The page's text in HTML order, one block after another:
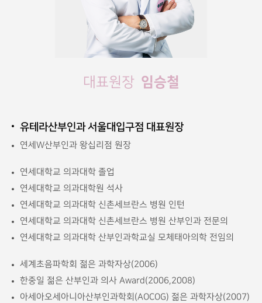
대표원장 임승철
유테라산부인과 서울대입구점 대표원장
연세W산부인과 왕십리점 원장
연세대학교 의과대학 졸업
연세대학교 의과대학원 석사
연세대학교 의과대학 신촌세브란스 병원 인턴
연세대학교 의과대학 신촌세브란스 병원 산부인과 전문의
연세대학교 의과대학 산부인과학교실 모체태아의학 전임의
세계초음파학회 젊은 과학자상(2006)
한중일 젊은 산부인과 의사 Award(2006,2008)
아세아오세아니아산부인과학회(AOCOG) 젊은 과학자상(2007)